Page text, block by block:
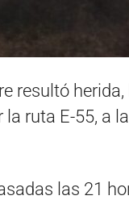
resultó
ruta E-55, a
las 21